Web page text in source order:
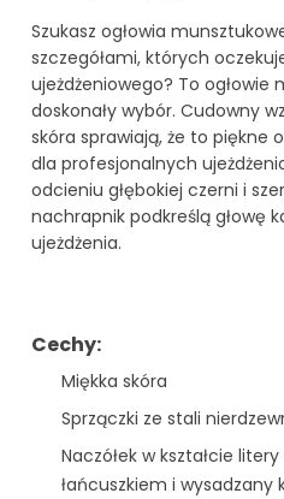
Szukasz ogłowia
szczegółami, których
ujeżdżeniowego? To ogłowie
doskonały wybór. Cudowny
skóra sprawiają, że to piękne
dla profesjonalnych
odcieniu głębokiej czerni i
nachrapnik podkreślą głowę
ujeżdżenia.
Cechy:
Miękka skóra
Sprzączki ze stali
Naczółek w kształcie
łańcuszkiem i wysadzany